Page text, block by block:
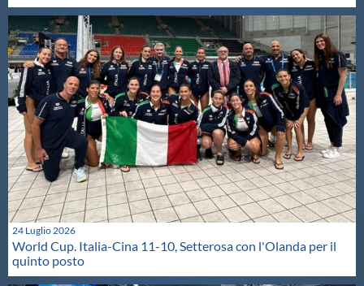
24 Luglio 2026
World Cup. Italia-Cina 11-10, Setterosa con l'Olanda per il
quinto posto